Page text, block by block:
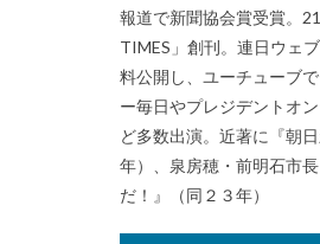
報道で新聞協会賞受賞。
TIMES」創刊。連日ウェ
料公開し、ユーチューブ
ー毎日やプレジデントオ
ど多数出演。近著に『朝
年）、泉房穂・前明石市
だ！』（同２３年）